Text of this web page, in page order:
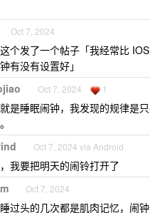
Oct 7, 2024
个发了一个帖子「我经常比
有没有设置好」
Oct 7, 2024 1
是睡眠闹钟，我发现的规律是
Oct 7, 2024 via Android
我要把明天的闹铃打开了
Oct 7, 2024
过头的几次都是肌肉记忆，闹